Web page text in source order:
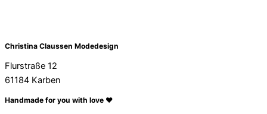
Christina Claussen Modedesign
Flurstraße 12
61184 Karben
Handmade for you with love ❤️